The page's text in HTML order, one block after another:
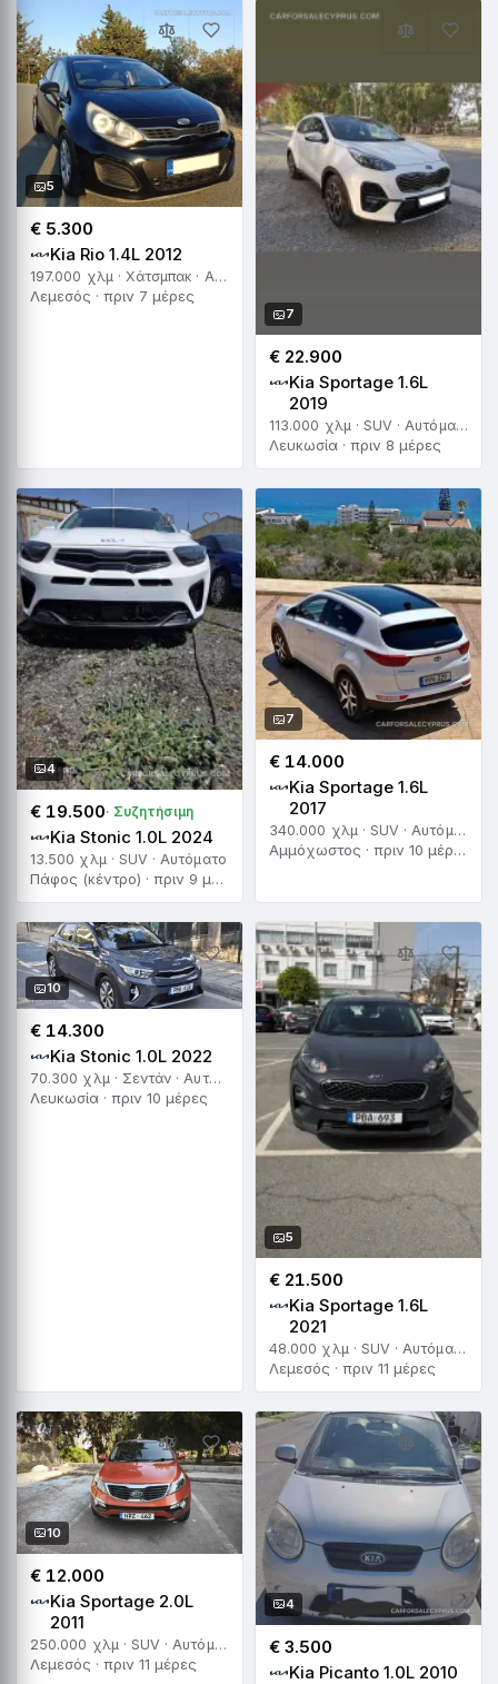
5
€ 5.300
Kia Rio 1.4L 2012
197.000 χλμ · Χάτσμπακ · Αυτόματο
Λεμεσός · πριν 7 μέρες
7
€ 22.900
Kia Sportage 1.6L
2019
113.000 χλμ · SUV · Αυτόματο
Λευκωσία · πριν 8 μέρες
4
€ 19.500· Συζητήσιμη
Kia Stonic 1.0L 2024
13.500 χλμ · SUV · Αυτόματο
Πάφος (κέντρο) · πριν 9 μέρες
7
€ 14.000
Kia Sportage 1.6L
2017
340.000 χλμ · SUV · Αυτόματο
Αμμόχωστος · πριν 10 μέρες
10
€ 14.300
Kia Stonic 1.0L 2022
70.300 χλμ · Σεντάν · Αυτόματο
Λευκωσία · πριν 10 μέρες
5
€ 21.500
Kia Sportage 1.6L
2021
48.000 χλμ · SUV · Αυτόματο
Λεμεσός · πριν 11 μέρες
10
€ 12.000
Kia Sportage 2.0L
2011
250.000 χλμ · SUV · Αυτόματο
Λεμεσός · πριν 11 μέρες
4
€ 3.500
Kia Picanto 1.0L 2010